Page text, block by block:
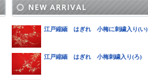
江戸縮緬 はぎれ 小梅に刺繍入り(い)
江戸縮緬 はぎれ 小梅刺繍入り(ろ)